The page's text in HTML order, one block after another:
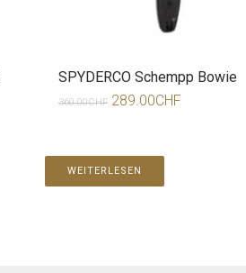
SPYDERCO Schempp Bowie
360.00CHF 289.00CHF
WEITERLESEN